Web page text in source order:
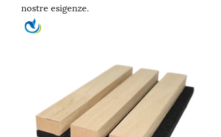
nostre esigenze.